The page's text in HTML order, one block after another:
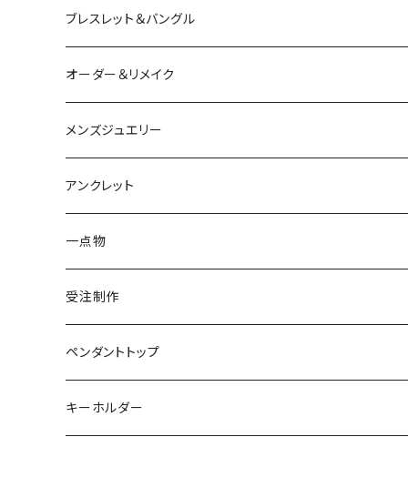
ルビー
サファイア
エメラルド
ペリドット
鳥
カラーストーン
パール
K10
カラーストーン
パール
K18
ダイヤモンド
カラーストーン
シルバー
カラーストーン
海の生き物
ムーンストーン
こうもり
ハリネズミ
フクロウ
ルビー
ムーンストーン
レインボームーンストーン（ラブラドライト）
アクアマリン
パール
ガーネット
オパール
猫
カラーストーン
かえる
アクアマリン
クォーツ
ガーネット
鳥
カラーストーン
シルバー
そのほかの動物
ムーンストーン
ブルートパーズ
K18
ダイヤモンド
カラーストーン
K10
ダイヤモンド
カラーストーン
シルバー
ダイヤモンド
は虫類
フトアゴ
亀
K10
そのほかの動物
シルバー
ブレスレット＆バングル
シルバー
オーダー＆リメイク
メンズジュエリー
アンクレット
シルバー
一点物
受注制作
ペンダントトップ
フクロウ
キーホルダー